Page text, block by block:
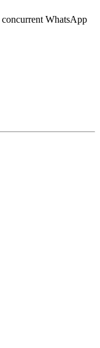
concurrent WhatsApp